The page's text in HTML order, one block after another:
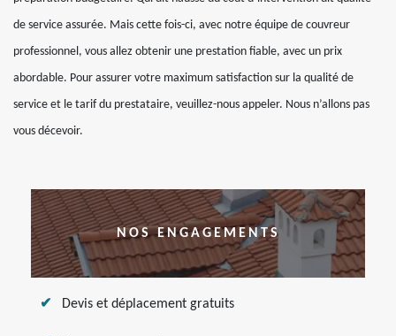
de service assurée. Mais cette fois-ci, avec notre équipe de couvreur
professionnel, vous allez obtenir une prestation fiable, avec un prix
abordable. Pour assurer votre maximum satisfaction sur la qualité de
service et le tarif du prestataire, veuillez-nous appeler. Nous n’allons pas
vous décevoir.
NOS ENGAGEMENTS
Devis et déplacement gratuits